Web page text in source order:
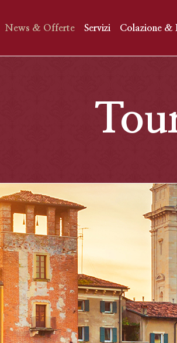
News & Offerte Servizi Colazione &